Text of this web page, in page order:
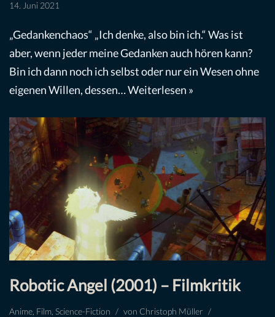
14. Juni 2021
„Gedankenchaos“ „Ich denke, also bin ich.“ Was ist
aber, wenn jeder meine Gedanken auch hören kann?
Bin ich dann noch ich selbst oder nur ein Wesen ohne
eigenen Willen, dessen…Weiterlesen »
Robotic Angel (2001) – Filmkritik
Anime Film Science-Fiction von Christoph Müller